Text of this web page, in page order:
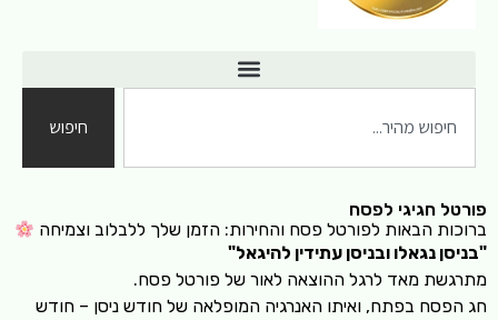
חיפוש
פורטל חגיגי לפסח
ברוכות הבאות לפורטל פסח והחירות: הזמן שלך ללבלוב וצמיחה
"בניסן נגאלו ובניסן עתידין להיגאל"
מתרגשת מאד לרגל ההוצאה לאור של פורטל פסח.
חג הפסח בפתח, ואיתו האנרגיה המופלאה של חודש ניסן – חודש